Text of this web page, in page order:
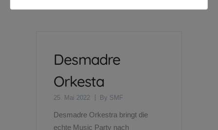
Desmadre
Orkesta
25. Mai 2022 By SMF
Desmadre Orkestra bringt die
echte Music Party nach